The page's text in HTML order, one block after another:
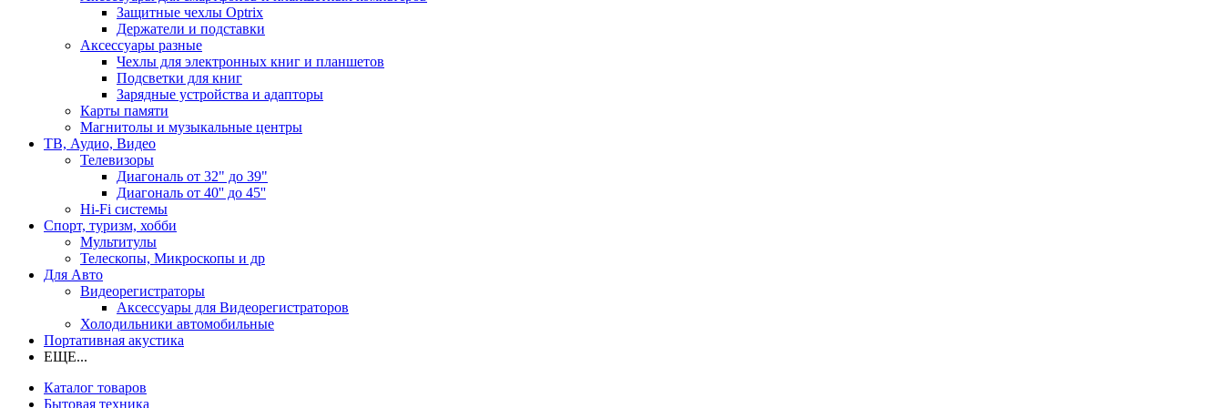
Защитные чехлы Optrix
Держатели и подставки
Аксессуары разные
Чехлы для электронных книг и планшетов
Подсветки для книг
Зарядные устройства и адапторы
Карты памяти
Магнитолы и музыкальные центры
ТВ, Аудио, Видео
Телевизоры
Диагональ от 32" до 39"
Диагональ от 40'' до 45''
Hi-Fi системы
Спорт, туризм, хобби
Мультитулы
Телескопы, Микроскопы и др
Для Авто
Видеорегистраторы
Аксессуары для Видеорегистраторов
Холодильники автомобильные
Портативная акустика
ЕЩЕ...
Каталог товаров
Бытовая техника